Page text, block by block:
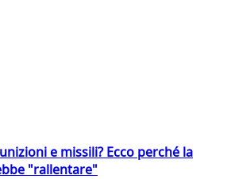
e missili? Ecco perché la
"rallentare"